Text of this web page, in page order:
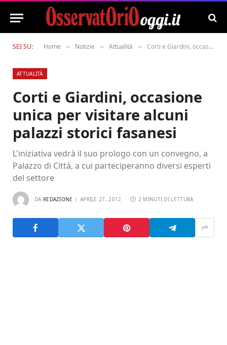
SEI SU: Home » Notizie » Attualità » Corti e Giardini, occasione unica per visitare alcuni palazzi storici fasanesi
ATTUALITÀ
Corti e Giardini, occasione
unica per visitare alcuni
palazzi storici fasanesi
L'iniziativa vedrà il suo prologo con un convegno, a
Palazzo di Città, a cui parteciperanno diversi esperti
del settore
DA REDAZIONE APRILE 27, 2012 2 MINUTI DI LETTURA